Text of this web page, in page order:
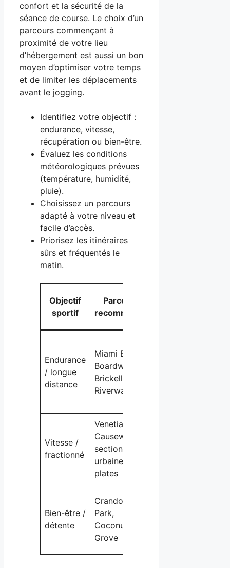
confort et la sécurité de la
séance de course. Le choix d’un
parcours commençant à
proximité de votre lieu
d’hébergement est aussi un bon
moyen d’optimiser votre temps
et de limiter les déplacements
avant le jogging.
Identifiez votre objectif :
endurance, vitesse,
récupération ou bien-être.
Évaluez les conditions
météorologiques prévues
(température, humidité,
pluie).
Choisissez un parcours
adapté à votre niveau et
facile d’accès.
Priorisez les itinéraires
sûrs et fréquentés le
matin.
Objectif
sportif
Parcours
recommandé
Endurance
/ longue
distance
Miami Beach
Boardwalk,
Brickell
Riverwalk
Vitesse /
fractionné
Venetian
Causeway,
sections
urbaines bien
plates
Bien-être /
détente
Crandon
Park,
Coconut
Grove